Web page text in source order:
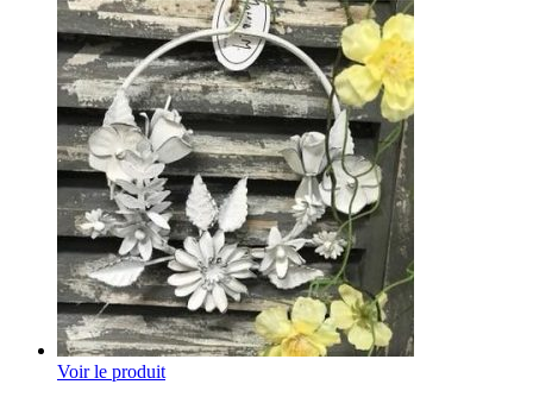
Voir le produit